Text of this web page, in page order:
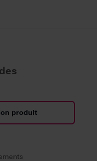
produit